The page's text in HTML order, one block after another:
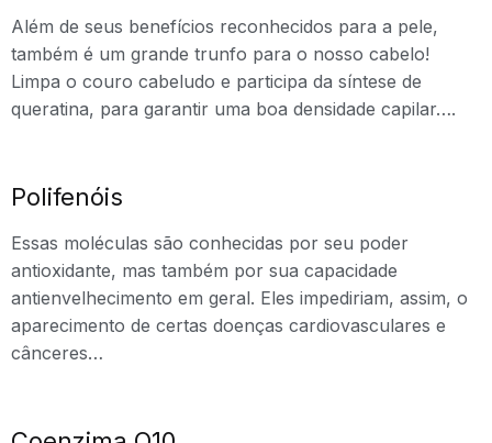
Além de seus benefícios reconhecidos para a pele,
também é um grande trunfo para o nosso cabelo!
Limpa o couro cabeludo e participa da síntese de
queratina, para garantir uma boa densidade capilar….
Polifenóis
Essas moléculas são conhecidas por seu poder
antioxidante, mas também por sua capacidade
antienvelhecimento em geral. Eles impediriam, assim, o
aparecimento de certas doenças cardiovasculares e
cânceres…